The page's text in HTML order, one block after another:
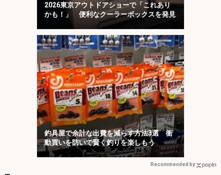
2026東京アウトドアショーで「これあり
かも！」 便利なクーラーボックスを発見
釣具屋で余計な出費を減らす方法3選 衝
動買いを防いで賢く釣りを楽しもう
Recommended by